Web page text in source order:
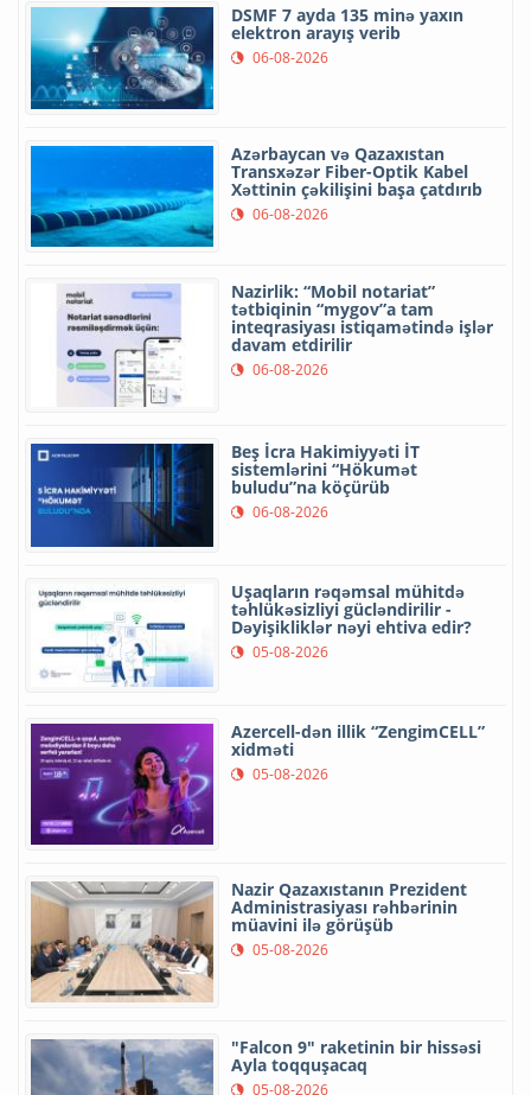
DSMF 7 ayda 135 minə yaxın
elektron arayış verib
06-08-2026
Azərbaycan və Qazaxıstan
Transxəzər Fiber-Optik Kabel
Xəttinin çəkilişini başa çatdırıb
06-08-2026
Nazirlik: “Mobil notariat”
tətbiqinin “mygov”a tam
inteqrasiyası istiqamətində işlər
davam etdirilir
06-08-2026
Beş İcra Hakimiyyəti İT
sistemlərini “Hökumət
buludu”na köçürüb
06-08-2026
Uşaqların rəqəmsal mühitdə
təhlükəsizliyi gücləndirilir -
Dəyişikliklər nəyi ehtiva edir?
05-08-2026
Azercell-dən illik “ZengimCELL”
xidməti
05-08-2026
Nazir Qazaxıstanın Prezident
Administrasiyası rəhbərinin
müavini ilə görüşüb
05-08-2026
"Falcon 9" raketinin bir hissəsi
Ayla toqquşacaq
05-08-2026